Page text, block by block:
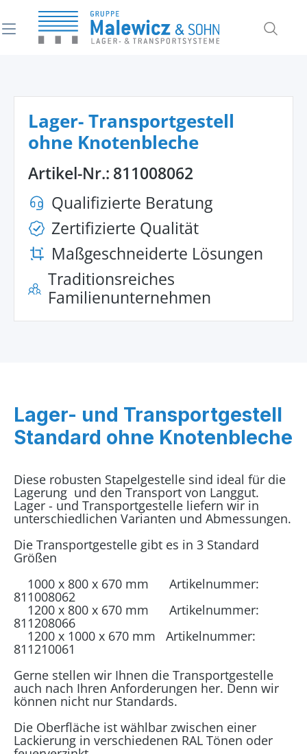
springen
Lager- Transportgestell
ohne Knotenbleche
Artikel-Nr.: 811008062
Qualifizierte Beratung
Zertifizierte Qualität
Maßgeschneiderte Lösungen
Traditionsreiches
Familienunternehmen
Lager- und Transportgestell
Standard ohne Knotenbleche
Diese robusten Stapelgestelle sind ideal für die
Lagerung und den Transport von Langgut.
Lager - und Transportgestelle liefern wir in
unterschiedlichen Varianten und Abmessungen.
Die Transportgestelle gibt es in 3 Standard
Größen
1000 x 800 x 670 mm Artikelnummer:
811008062
1200 x 800 x 670 mm Artikelnummer:
811208066
1200 x 1000 x 670 mm Artikelnummer:
811210061
Gerne stellen wir Ihnen die Transportgestelle
auch nach Ihren Anforderungen her. Denn wir
können nicht nur Standards.
Die Oberfläche ist wählbar zwischen einer
Lackierung in verschiedenen RAL Tönen oder